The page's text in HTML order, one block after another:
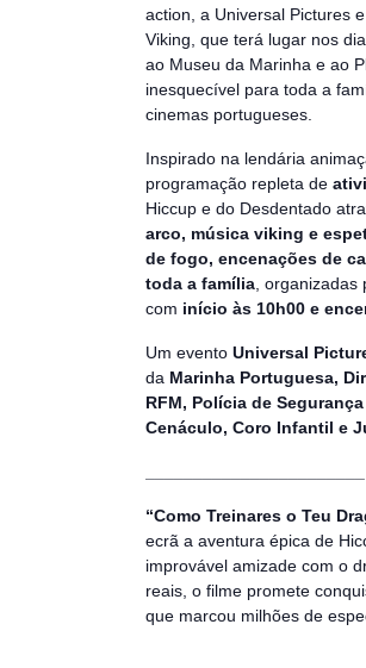
action, a Universal Pictures
Viking, que terá lugar nos
ao Museu da Marinha e ao
inesquecível para toda a
cinemas portugueses.
Inspirado na lendária
programação repleta de
Hiccup e do Desdentado
arco, música viking e
de fogo, encenações de
toda a família ,
com início às 10h00 e
Um evento Universal
da Marinha Portuguesa,
RFM, Polícia de
Cenáculo, Coro Infantil e
“Como Treinares o Teu
ecrã a aventura épica de
improvável amizade com o
reais, o filme promete
que marcou milhões de